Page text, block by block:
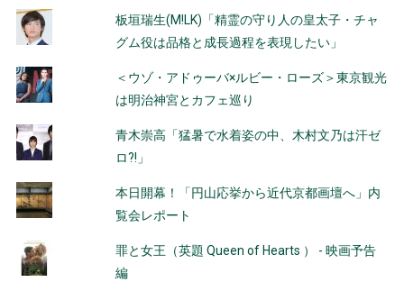
板垣瑞生(M!LK)「精霊の守り人の皇太子・チャ
グム役は品格と成長過程を表現したい」
＜ウゾ・アドゥーバ×ルビー・ローズ＞東京観光
は明治神宮とカフェ巡り
青木崇高「猛暑で水着姿の中、木村文乃は汗ゼ
ロ?!」
本日開幕！「円山応挙から近代京都画壇へ」内
覧会レポート
罪と女王（英題 Queen of Hearts ） - 映画予告
編